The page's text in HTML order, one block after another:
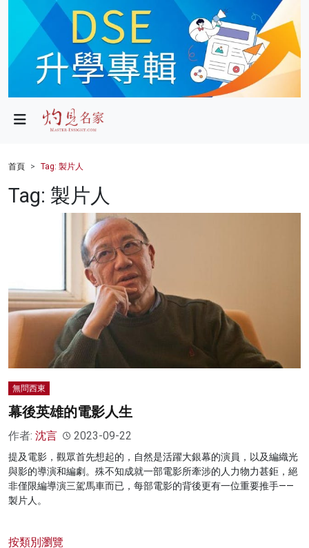
政局
財經
影片
名家榜
灼見活動
關於我們
首頁 Tag: 製片人
Tag: 製片人
無問西東
幕後英雄的電影人生
作者: 沈言 2023-09-22
提及電影，觀眾首先想起的，自然是活躍大銀幕的演員，以及編織光
與影的導演和編劇。殊不知成就一部電影所牽涉的人力物力甚鉅，絕
非僅限編導演三駕馬車而已，每部電影的背後更有一位重要推手——
製片人。
按類別瀏覽